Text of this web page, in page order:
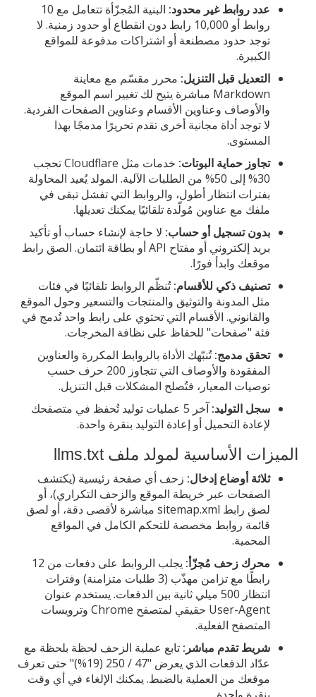
عدد روابط غير محدود:
البنية المُجزّأة تتعامل مع 10
روابط أو 10,000 رابط دون انقطاع أو حدود زمنية. لا
توجد حدود مصطنعة أو اشتراكات مدفوعة للمواقع
الكبيرة.
التعديل قبل التنزيل: محرر مقسّم مع معاينة
Markdown مباشرة يتيح لك تغيير اسم الموقع
والأوصاف وعناوين الأقسام وعناوين الصفحات الفردية.
لا توجد أداة مجانية أخرى تقدم تحريرًا مدمجًا بهذا
المستوى.
تجاوز حماية البوتات:
خدمات مثل Cloudflare تحجب
30% إلى 50% من الطلبات الآلية. المولد يُعيد المحاولة
بفترات انتظار أطول، والروابط التي تفشل تبقى في
ملفك مع عناوين مُولّدة تلقائيًا يمكنك تعديلها.
بدون تسجيل أو حساب: لا حاجة لإنشاء حساب أو تأكيد
بريد إلكتروني أو مفتاح API أو بطاقة ائتمان. الصق رابط
موقعك وابدأ فورًا.
تصنيف ذكي للأقسام:تُنظّم الروابط تلقائيًا في فئات
مثل المدونة والتوثيق والمنتجات والتسعير وحول الموقع
والقانوني. الأقسام التي تحتوي على رابط واحد تُدمج في
فئة "صفحات" للحفاظ على نظافة المخرجات.
تحقق مدمج:تُنبّهك الأداة بالروابط المكررة والعناوين
المفقودة والأوصاف التي تتجاوز 200 حرف حسب
توصيات المعيار، فتُصلح المشكلات قبل التنزيل.
سجل التوليد:
آخر 5 عمليات توليد تُحفظ في متصفحك
لإعادة التحميل أو إعادة التوليد بنقرة واحدة.
الميزات الأساسية لمولد ملف llms.txt
ثلاثة أوضاع إدخال: زحف أي صفحة رئيسية (يكتشف
الصفحات عبر خريطة الموقع والزحف التكراري)، أو
لصق رابط sitemap.xml مباشرة لأقصى دقة، أو لصق
قائمة روابط مخصصة للتحكم الكامل في المواقع
المحمية.
محرك زحف مُجزّأ:
يجلب الروابط على دفعات من 12
رابطًا مع تزامن مهذّب (3 طلبات متزامنة) وفترات
انتظار 500 ميلي ثانية بين الدفعات. يستخدم عنوان
User-Agent حقيقي لمتصفح Chrome وترويسات
المتصفح الفعلية.
شريط تقدم مباشر: تابع عملية الزحف لحظة بلحظة مع
عدّاد الدفعات الذي يعرض "47 / 250 (19%)" حتى تعرف
موقعك من العملية بالضبط. يمكنك الإلغاء في أي وقت